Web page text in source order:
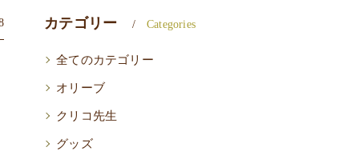
カテゴリー Categories
全てのカテゴリー
オリーブ
クリコ先生
グッズ